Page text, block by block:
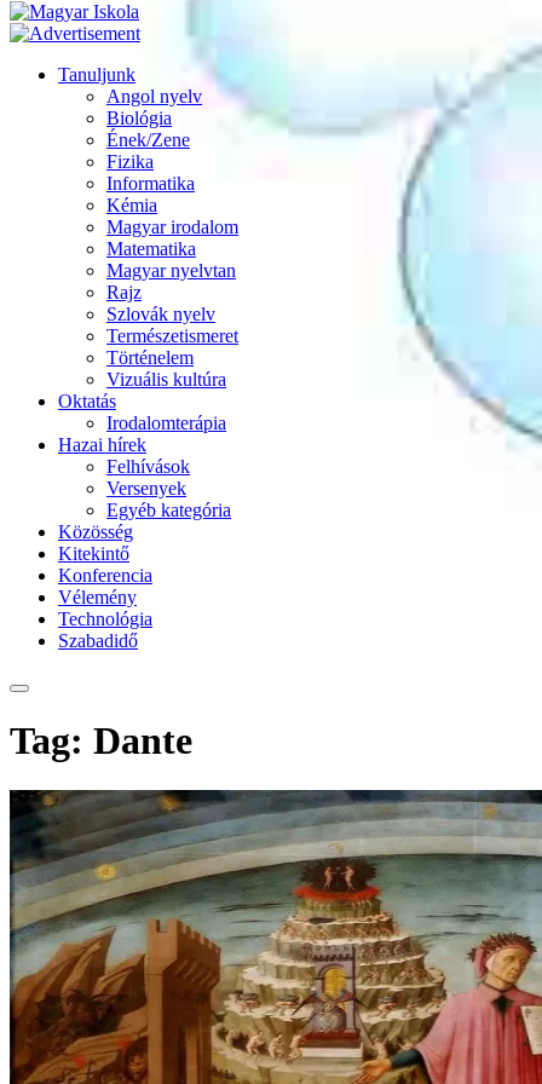
Tanuljunk
Angol nyelv
Biológia
Ének/Zene
Fizika
Informatika
Kémia
Magyar irodalom
Matematika
Magyar nyelvtan
Rajz
Szlovák nyelv
Természetismeret
Történelem
Vizuális kultúra
Oktatás
Irodalomterápia
Hazai hírek
Felhívások
Versenyek
Egyéb kategória
Közösség
Kitekintő
Konferencia
Vélemény
Technológia
Szabadidő
Tag: Dante